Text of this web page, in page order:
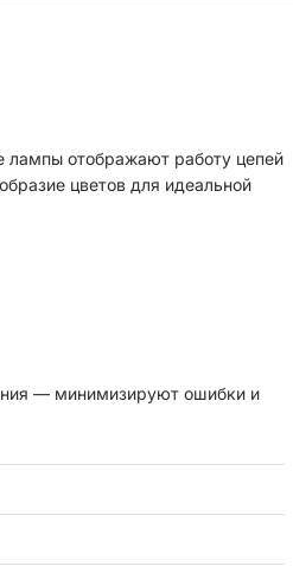
лампы отображают работу цепей
цветов для идеальной
— минимизируют ошибки и